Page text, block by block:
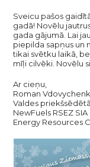
Sveicu pašos
gadā! Novēlu
gada gājumā. Lai
piepilda sapņus un
tikai svētku laikā,
mīļi cilvēki. Novēlu
Ar cieņu,
Roman
Valdes
NewFuels RSEZ SIA
Energy Resources